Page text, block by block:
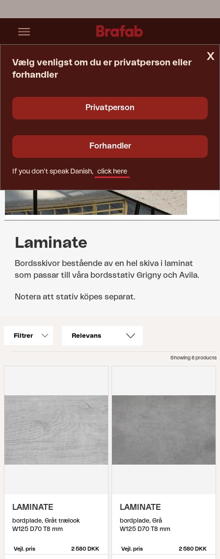
Laminate
Bordsskivor bestående av en hel skiva i laminat
som passar till våra bordsstativ Grigny och Avila.
Notera att stativ köpes separat.
Filtrer
Showing 8 products
LAMINATE
bordplade, Gråt trælook
W125 D70 T8 mm
Vejl. pris 2 580 DKK
LAMINATE
bordplade, Grå
W125 D70 T8 mm
Vejl. pris 2 580 DKK
x
Vælg venligst om du er privatperson eller
forhandler
Privatperson
Forhandler
If you don't speak Danish, click here